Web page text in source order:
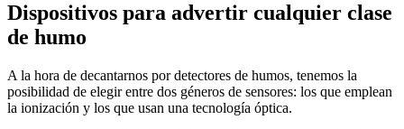
Dispositivos para advertir cualquier clase
de humo
A la hora de decantarnos por detectores de humos, tenemos la
posibilidad de elegir entre dos géneros de sensores: los que emplean
la ionización y los que usan una tecnología óptica.